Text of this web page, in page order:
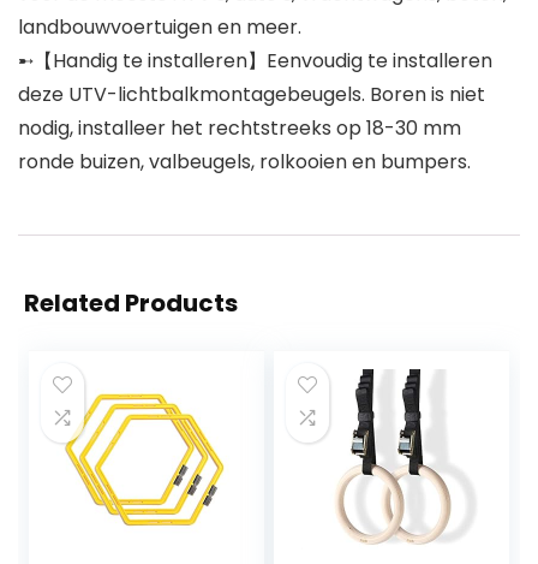
landbouwvoertuigen en meer.
➸【Handig te installeren】Eenvoudig te installeren
deze UTV-lichtbalkmontagebeugels. Boren is niet
nodig, installeer het rechtstreeks op 18-30 mm
ronde buizen, valbeugels, rolkooien en bumpers.
Related Products